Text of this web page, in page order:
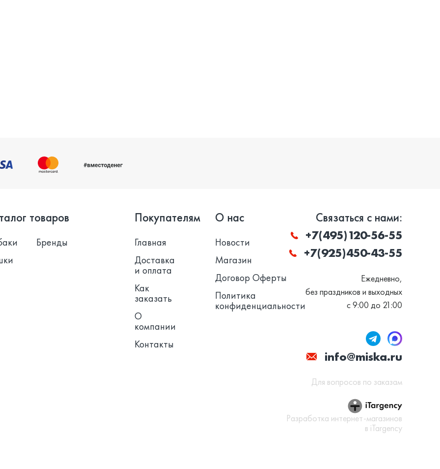
товаров
Бренды
Покупателям
Главная
Доставка
и оплата
Как
заказать
О
компании
Контакты
О нас
Новости
Магазин
Договор Оферты
Политика
конфиденциальности
Связаться с нами:
+7(495)120-56-55
+7(925)450-43-55
Ежедневно,
без праздников и выходных
с 9:00 до 21:00
info@miska.ru
Для вопросов по заказам
Разработка интернет-магазинов
в iTargency